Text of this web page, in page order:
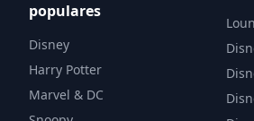
populares
Disney
Harry Potter
Marvel & DC